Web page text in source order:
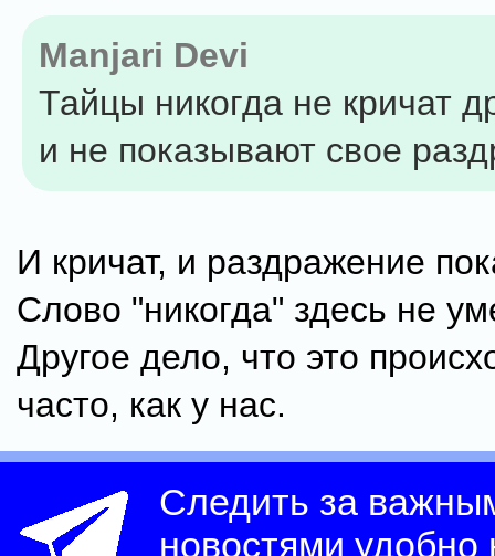
Manjari Devi
Тайцы никогда не кричат
и не показывают свое
И кричат, и раздражение
Слово "никогда" здесь не
Другое дело, что это
часто, как у нас.
Следить за
новостями